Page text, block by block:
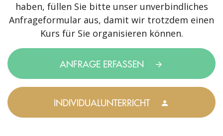
haben, füllen Sie bitte unser unverbindliches
Anfrageformular aus, damit wir trotzdem einen
Kurs für Sie organisieren können.
ANFRAGE ERFASSEN
INDIVIDUALUNTERRICHT